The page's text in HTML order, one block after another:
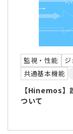
監視・性能
共通基本機能
【Hinemos】
ついて